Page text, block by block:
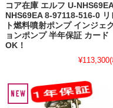
コア在庫 エルフ U-NHS69EA
NHS69EA 8-97118-516-0 リ
ト燃料噴射ポンプ インジェ
ョンポンプ 半年保証 カード
OK！
¥113,300